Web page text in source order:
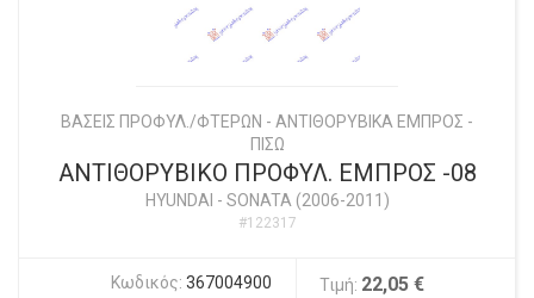
ΒΑΣΕΙΣ ΠΡΟΦΥΛ./ΦΤΕΡΩΝ - ΑΝΤΙΘΟΡΥΒΙΚΑ ΕΜΠΡΟΣ -
ΠΙΣΩ
ΑΝΤΙΘΟΡΥΒΙΚΟ ΠΡΟΦΥΛ. ΕΜΠΡΟΣ -08
HYUNDAI - SONATA (2006-2011)
#122317
Κωδικός: 367004900 Τιμή: 22,05 €